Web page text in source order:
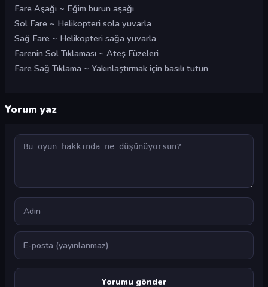
Fare Aşağı ~ Eğim burun aşağı
Sol Fare ~ Helikopteri sola yuvarla
Sağ Fare ~ Helikopteri sağa yuvarla
Farenin Sol Tıklaması ~ Ateş Füzeleri
Fare Sağ Tıklama ~ Yakınlaştırmak için basılı tutun
Yorum yaz
Yorum
Ad
E-posta